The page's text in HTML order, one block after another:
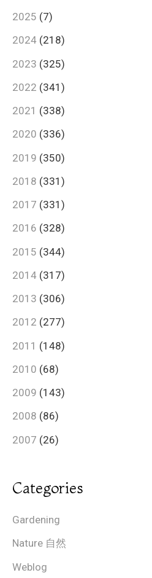
2025 (7)
2024 (218)
2023 (325)
2022 (341)
2021 (338)
2020 (336)
2019 (350)
2018 (331)
2017 (331)
2016 (328)
2015 (344)
2014 (317)
2013 (306)
2012 (277)
2011 (148)
2010 (68)
2009 (143)
2008 (86)
2007 (26)
Categories
Gardening
Nature 自然
Weblog